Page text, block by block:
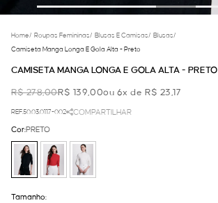
Home/ Roupas Femininas/ Blusas E Camisas/ Blusas/
Camiseta Manga Longa E Gola Alta - Preto
CAMISETA MANGA LONGA E GOLA ALTA - PRETO
R$ 278,00R$ 139,00ou 6x de R$ 23,17
REF.50.03.0117-002 COMPARTILHAR
Cor:PRETO
Tamanho: